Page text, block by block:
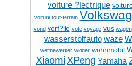
voiture ?lectrique
voiture tout-terrain
vond vorf?lle vote voyage vus wagen
wasserstoffauto waze
wettbewerber widder wohnmobil
Xiaomi XPeng Yamaha